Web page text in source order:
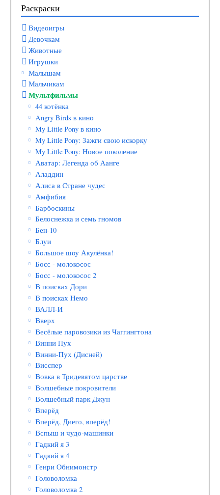
Раскраски
Видеоигры
Девочкам
Животные
Игрушки
Малышам
Мальчикам
Мультфильмы
44 котёнка
Angry Birds в кино
My Little Pony в кино
My Little Pony: Зажги свою искорку
My Little Pony: Новое поколение
Аватар: Легенда об Аанге
Аладдин
Алиса в Стране чудес
Амфибия
Барбоскины
Белоснежка и семь гномов
Бен-10
Блуи
Большое шоу Акулёнка!
Босс - молокосос
Босс - молокосос 2
В поисках Дори
В поисках Немо
ВАЛЛ-И
Вверх
Весёлые паровозики из Чаггингтона
Винни Пух
Винни-Пух (Дисней)
Висспер
Вовка в Тридевятом царстве
Волшебные покровители
Волшебный парк Джун
Вперёд
Вперёд, Диего, вперёд!
Вспыш и чудо-машинки
Гадкий я 3
Гадкий я 4
Генри Обнимонстр
Головоломка
Головоломка 2